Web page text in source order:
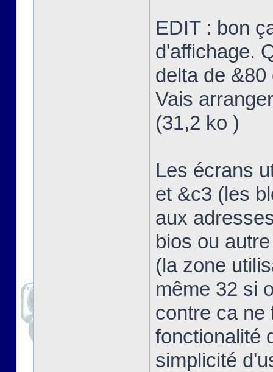
EDIT : bon
d'affichage.
delta de
Vais
(31,2 ko )
Les écrans
et &c3 (les
aux
bios ou
(la zone
même 32 si
contre ca ne
fonctionalité
simplicité